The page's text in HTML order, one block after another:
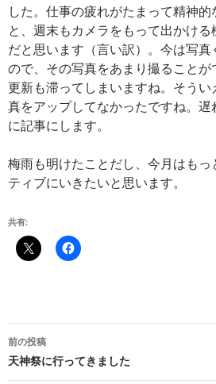
した。仕事の疲れがたまって精神
と、週末もカメラをもって出かけ
だと思います（言い訳）。今は写
ので、その写真をあまり撮ること
更新も滞ってしまいますね。そう
真をアップしてなかったですね。遅
に記事にします。
梅雨も明けたことだし、今月はもっ
ティブにいきたいと思います。
共有:
投
稿
前の投稿
天神祭に行ってきました